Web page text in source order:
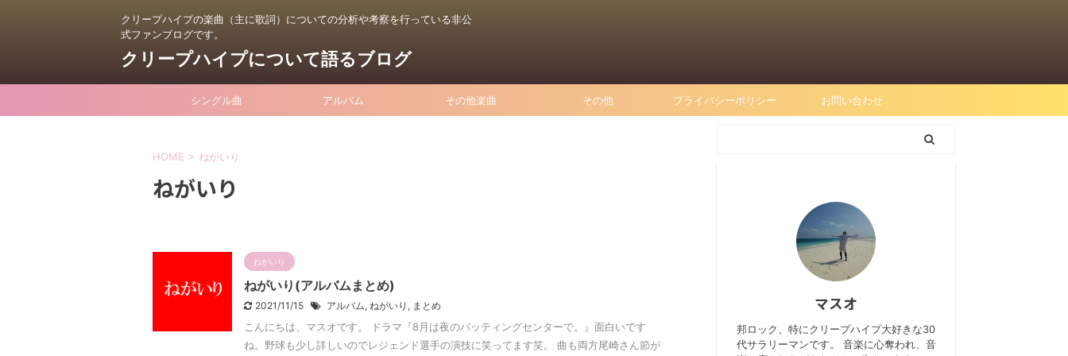
クリープハイプの楽曲（主に歌詞）についての分析や考察を行っている非公
式ファンブログです。
クリープハイプについて語るブログ
シングル曲 アルバム その他楽曲 その他 プライバシーポリシー お問い合わせ
HOME > ねがいり
ねがいり
ねがいり
ねがいり(アルバムまとめ)
2021/11/15 アルバム, ねがいり , まとめ
こんにちは、マスオです。 ドラマ『8月は夜のバッティングセンターで。』面白いです
ね。野球も少し詳しいのでレジェンド選手の演技に笑ってます笑。 曲も両方尾崎さん節が
マスオ
邦ロック、特にクリープハイプ大好きな30
代サラリーマンです。 音楽に心奪われ、音